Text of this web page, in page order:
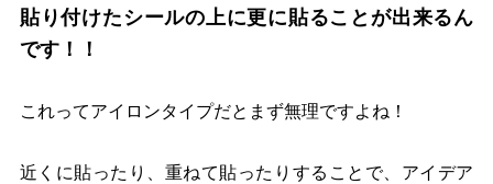
貼り付けたシールの上に更に貼ることが出来るん
です！！
これってアイロンタイプだとまず無理ですよね！
近くに貼ったり、重ねて貼ったりすることで、アイデア